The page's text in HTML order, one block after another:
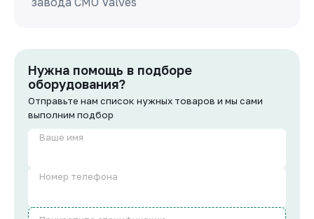
Нужна помощь в подборе
оборудования?
Отправьте нам список нужных товаров и мы сами
выполним подбор
Ваше имя
Номер телефона